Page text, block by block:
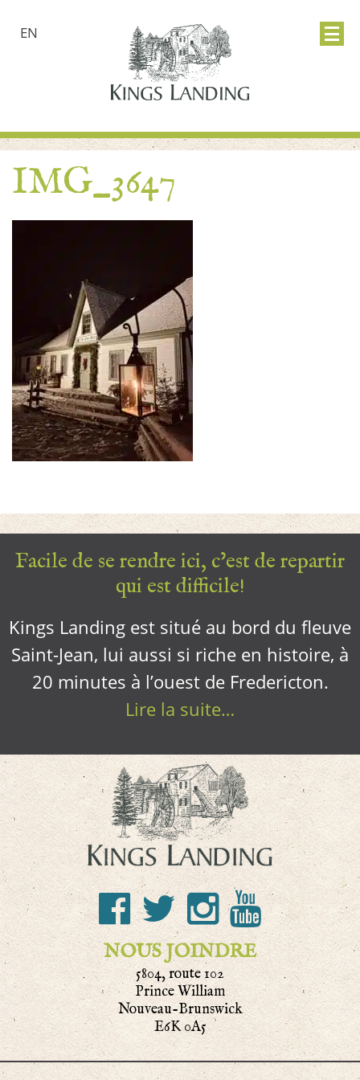
EN
IMG_3647
Facile de se rendre ici, c’est de repartir
qui est difficile!
Kings Landing est situé au bord du fleuve
Saint-Jean, lui aussi si riche en histoire, à
20 minutes à l’ouest de Fredericton.
Lire la suite…
NOUS JOINDRE
5804, route 102
Prince William
Nouveau-Brunswick
E6K 0A5